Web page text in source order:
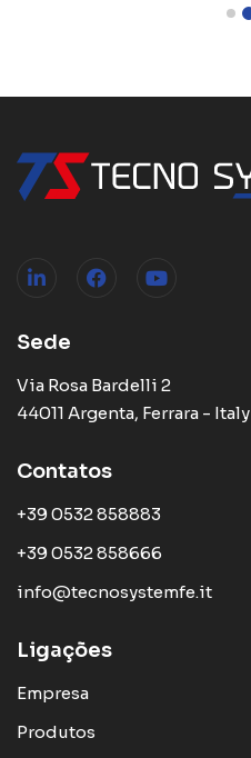
Sede
Via Rosa Bardelli 2
44011 Argenta, Ferrara - Italy
Contatos
+39 0532 858883
+39 0532 858666
info@tecnosystemfe.it
Ligações
Empresa
Produtos